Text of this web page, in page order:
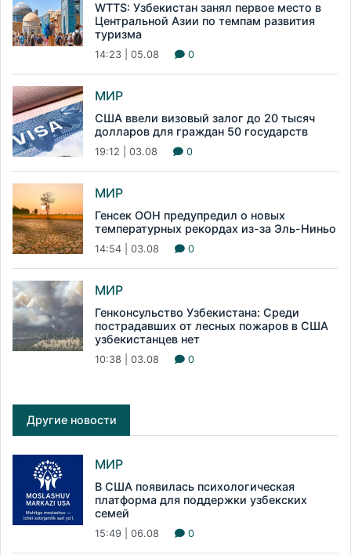
WTTS: Узбекистан занял первое место в
Центральной Азии по темпам развития
туризма
14:23 | 05.08 0
МИР
США ввели визовый залог до 20 тысяч
долларов для граждан 50 государств
19:12 | 03.08 0
МИР
Генсек ООН предупредил о новых
температурных рекордах из-за Эль-Ниньо
14:54 | 03.08 0
МИР
Генконсульство Узбекистана: Среди
пострадавших от лесных пожаров в США
узбекистанцев нет
10:38 | 03.08 0
Другие новости
МИР
В США появилась психологическая
платформа для поддержки узбекских
семей
15:49 | 06.08 0